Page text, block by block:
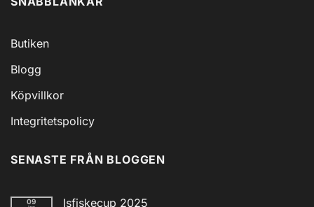
Butiken
Blogg
Köpvillkor
Integritetspolicy
SENASTE FRÅN BLOGGEN
09 Isfiskecup 2025